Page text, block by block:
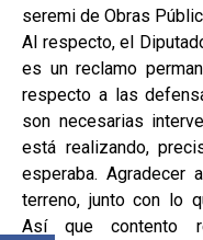
seremi de Obras
Al respecto, el
es un reclamo
respecto a las
son necesarias
está realizando,
esperaba. Agradecer
terreno, junto con lo
Así que contento